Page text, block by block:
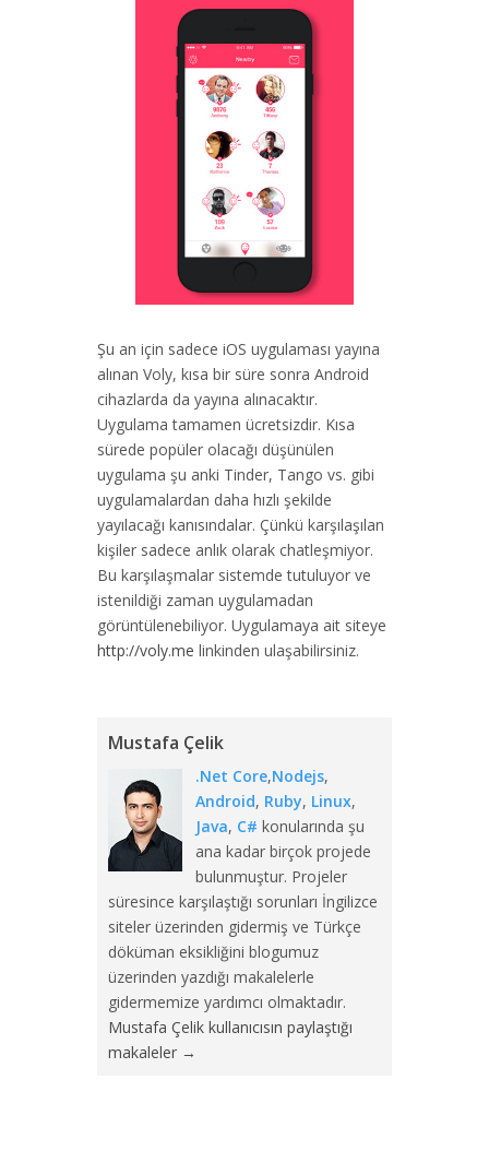
Şu an için sadece iOS uygulaması yayına
alınan Voly, kısa bir süre sonra Android
cihazlarda da yayına alınacaktır.
Uygulama tamamen ücretsizdir. Kısa
sürede popüler olacağı düşünülen
uygulama şu anki Tinder, Tango vs. gibi
uygulamalardan daha hızlı şekilde
yayılacağı kanısındalar. Çünkü karşılaşılan
kişiler sadece anlık olarak chatleşmiyor.
Bu karşılaşmalar sistemde tutuluyor ve
istenildiği zaman uygulamadan
görüntülenebiliyor. Uygulamaya ait siteye
http://voly.me linkinden ulaşabilirsiniz.
Mustafa Çelik
.Net Core,Nodejs,
Android, Ruby, Linux,
Java, C# konularında şu
ana kadar birçok projede
bulunmuştur. Projeler
süresince karşılaştığı sorunları İngilizce
siteler üzerinden gidermiş ve Türkçe
döküman eksikliğini blogumuz
üzerinden yazdığı makalelerle
gidermemize yardımcı olmaktadır.
Mustafa Çelik kullanıcısın paylaştığı
makaleler →